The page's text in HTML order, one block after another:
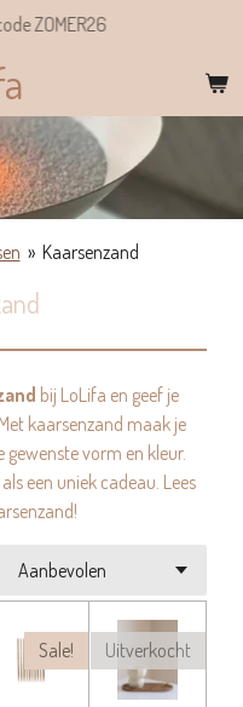
ZOMER26
» Kaarsenzand
bij LoLifa en geef je
Met kaarsenzand maak je
gewenste vorm en kleur.
een uniek cadeau. Lees
Sale! Uitverkocht